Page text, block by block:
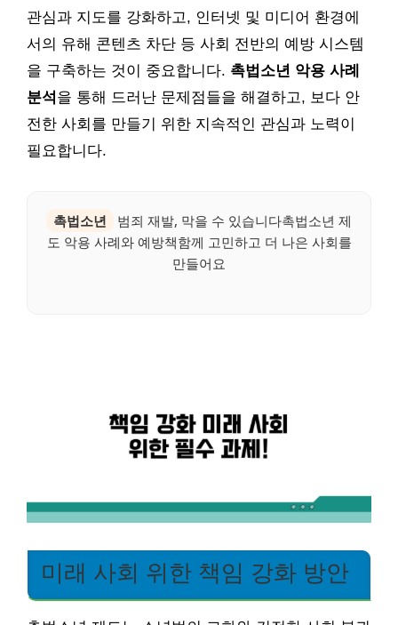
관심과 지도를 강화하고, 인터넷 및 미디어 환경에
서의 유해 콘텐츠 차단 등 사회 전반의 예방 시스템
을 구축하는 것이 중요합니다. 촉법소년 악용 사례
분석을 통해 드러난 문제점들을 해결하고, 보다 안
전한 사회를 만들기 위한 지속적인 관심과 노력이
필요합니다.
촉법소년
범죄 재발, 막을 수 있습니다촉법소년 제
도 악용 사례와 예방책함께 고민하고 더 나은 사회를
만들어요
미래 사회 위한 책임 강화 방안